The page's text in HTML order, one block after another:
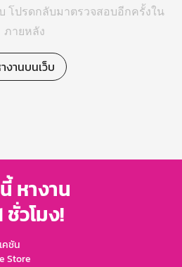
โปรดกลับมาตรวจสอบอีกครั้งใน
ภายหลัง
งานบนเว็บ
หางาน
ชั่วโมง!
คชัน
Store